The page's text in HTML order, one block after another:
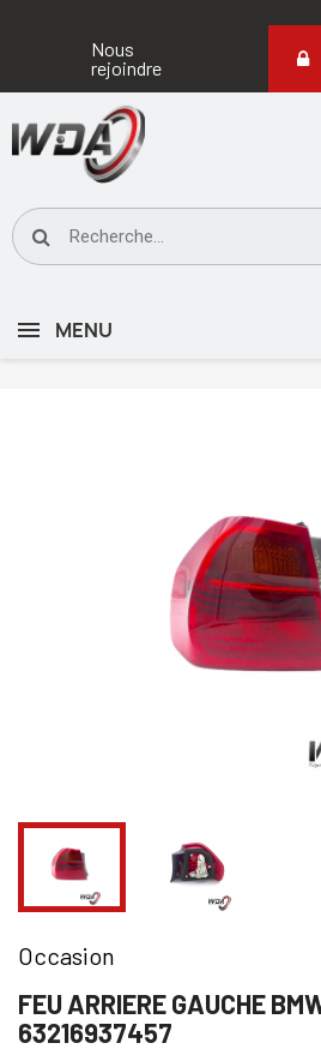
Nous
rejoindre
MENU
Occasion
FEU ARRIERE GAUCHE
63216937457